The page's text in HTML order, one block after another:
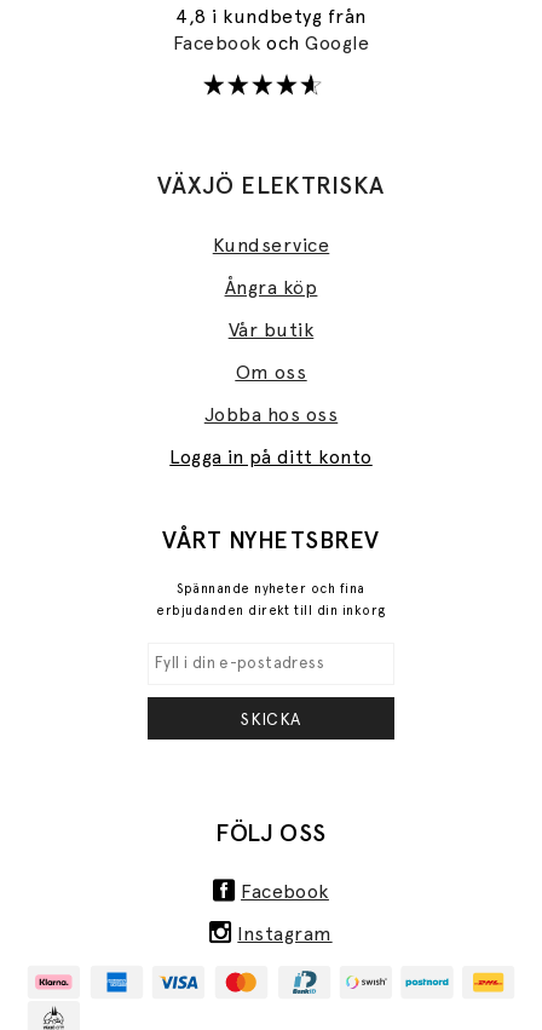
4,8 i kundbetyg från
FacebookochGoogle
VÄXJÖ ELEKTRISKA
Kundservice
Ångra köp
Vår butik
Om oss
Jobba hos oss
Logga in på ditt konto
VÅRT NYHETSBREV
Spännande nyheter och fina
erbjudanden direkt till din inkorg
SKICKA
FÖLJ OSS
Facebook
Instagram